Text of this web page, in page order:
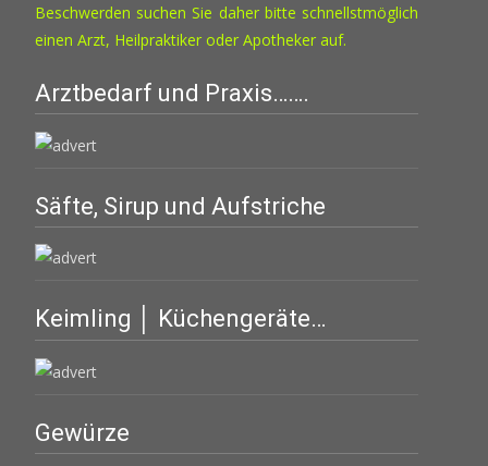
Beschwerden suchen Sie daher bitte schnellstmöglich
einen Arzt, Heilpraktiker oder Apotheker auf.
Arztbedarf und Praxis…….
Säfte, Sirup und Aufstriche
Keimling │ Küchengeräte…
Gewürze